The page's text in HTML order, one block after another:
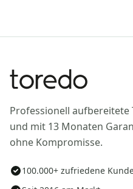
Professionell
und mit 13 Monaten
ohne Kompromisse.
100.000+ zufriedene